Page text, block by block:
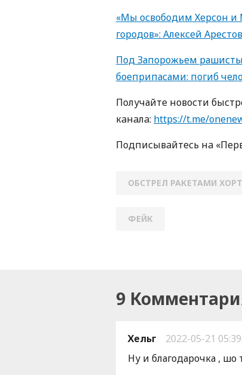
«Мы освободим Херсон
городов»: Алексей
Под Запорожьем
боеприпасами: погиб
Получайте новости
кaнaлa: https://t.me/
Пoдписывaйтесь нa
ОБСТРЕЛ РАКЕТАМИ
ФЕЙК
9
Хельг
2022-05-21
Ну и благодарочка , шо